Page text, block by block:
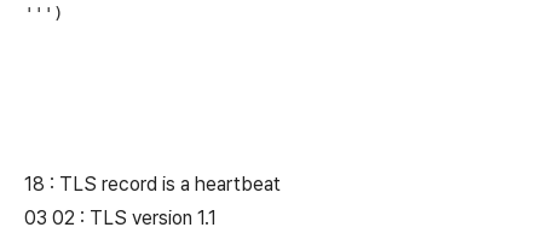
''')
18 : TLS record is a heartbeat
03 02 : TLS version 1.1